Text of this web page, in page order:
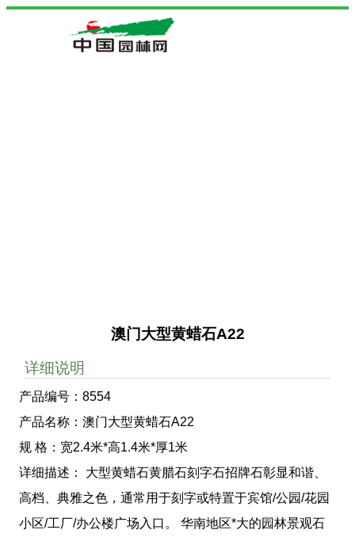
澳门大型黄蜡石A22
详细说明
产品编号：8554
产品名称：澳门大型黄蜡石A22
规 格：宽2.4米*高1.4米*厚1米
详细描述： 大型黄蜡石黄腊石刻字石招牌石彰显和谐、
高档、典雅之色，通常用于刻字或特置于宾馆/公园/花园
小区/工厂/办公楼广场入口。 华南地区*大的园林景观石